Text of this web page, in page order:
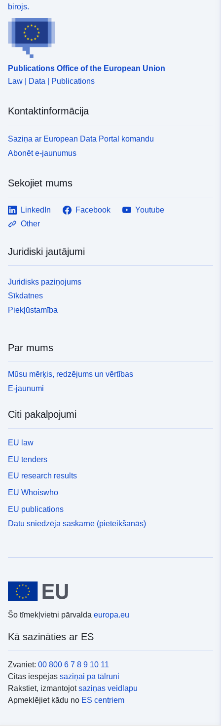
birojs.
Publications Office of the European Union
Law | Data | Publications
Kontaktinformācija
Saziņa ar European Data Portal komandu
Abonēt e-jaunumus
Sekojiet mums
LinkedIn Facebook
Youtube
Other
Juridiski jautājumi
Juridisks paziņojums
Sīkdatnes
Piekļūstamība
Par mums
Mūsu mērķis, redzējums un vērtības
E-jaunumi
Citi pakalpojumi
EU law
EU tenders
EU research results
EU Whoiswho
EU publications
Datu sniedzēja saskarne (pieteikšanās)
Šo tīmekļvietni pārvalda europa.eu
Kā sazināties ar ES
Zvaniet: 00 800 6 7 8 9 10 11
Citas iespējas saziņai pa tālruni
Rakstiet, izmantojotsaziņas veidlapu
Apmeklējiet kādu no ES centriem